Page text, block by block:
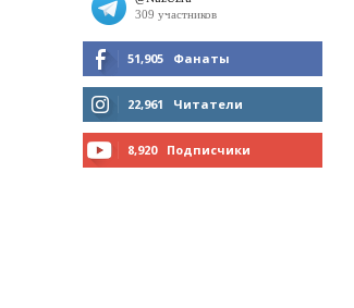
51,905 Фанаты
МНЕ НРАВИТСЯ
22,961 Читатели
8,920 Подписчики